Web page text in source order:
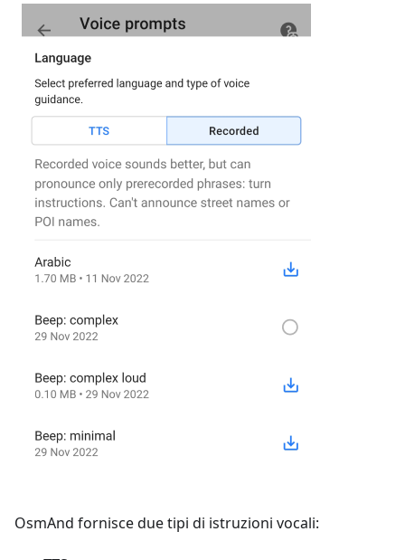
OsmAnd fornisce due tipi di istruzioni vocali: